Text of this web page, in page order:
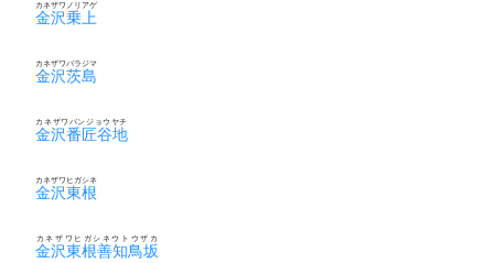
金沢乗上
カネザワノリアゲ
金沢茨島
カネザワバラジマ
金沢番匠谷地
カネザワバンジョウヤチ
金沢東根
カネザワヒガシネ
金沢東根善知鳥坂
カネザワヒガシネウトウザカ